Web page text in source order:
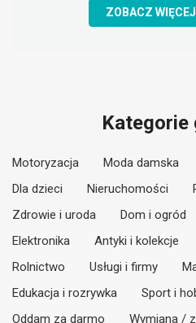
ZOBACZ
Kategorie
Motoryzacja Moda damska
Dla dzieci
Nieruchomości
Zdrowie i uroda
Dom i ogród
Elektronika
Antyki i kolekcje
Rolnictwo
Usługi i firmy
Edukacja i rozrywka
Sport i
Oddam za darmo
Wymiana /